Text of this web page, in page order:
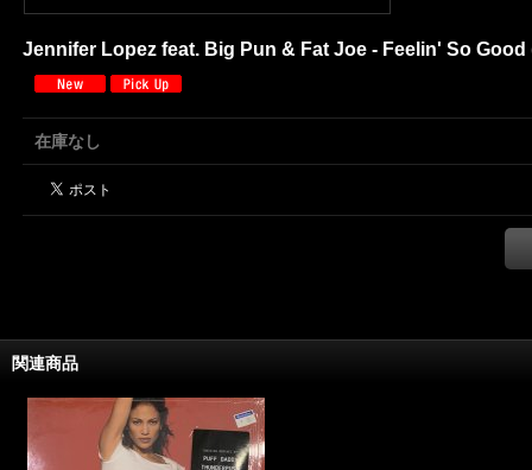
Jennifer Lopez feat. Big Pun & Fat Joe - Feelin' So
在庫なし
関連商品